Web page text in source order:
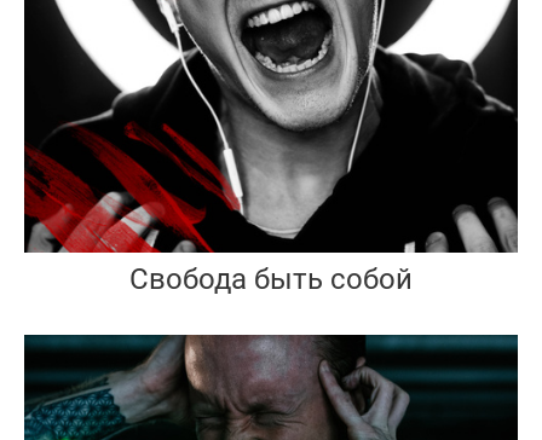
Свобода быть собой